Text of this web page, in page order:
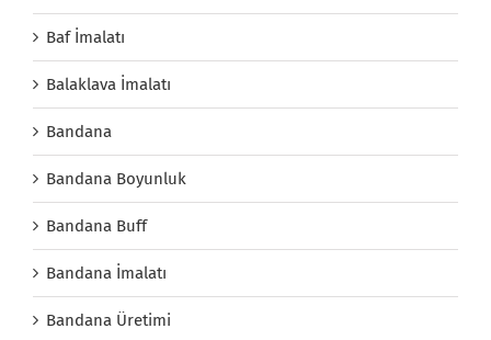
Baf İmalatı
Balaklava İmalatı
Bandana
Bandana Boyunluk
Bandana Buff
Bandana İmalatı
Bandana Üretimi